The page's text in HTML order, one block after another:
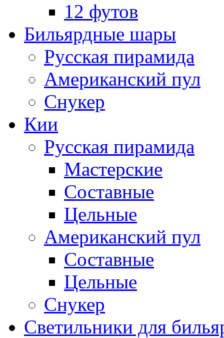
12 футов
Бильярдные шары
Русская пирамида
Американский пул
Снукер
Кии
Русская пирамида
Мастерские
Составные
Цельные
Американский пул
Составные
Цельные
Снукер
Светильники для